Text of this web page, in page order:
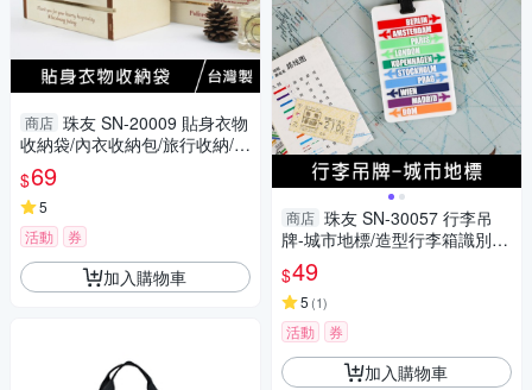
商店 珠友 SN-20009 貼身衣物
收納袋/內衣收納包/旅行收納/行
李袋/分類收納-Unicite
$69
5
活動
券
加入購物車
商店 珠友 SN-30057 行李吊
牌-城市地標/造型行李箱識別
牌/票卡套/行李掛牌/防丟姓名
牌/旅行吊卡
$49
5 (1)
活動 券
加入購物車